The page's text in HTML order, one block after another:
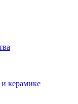
керамике